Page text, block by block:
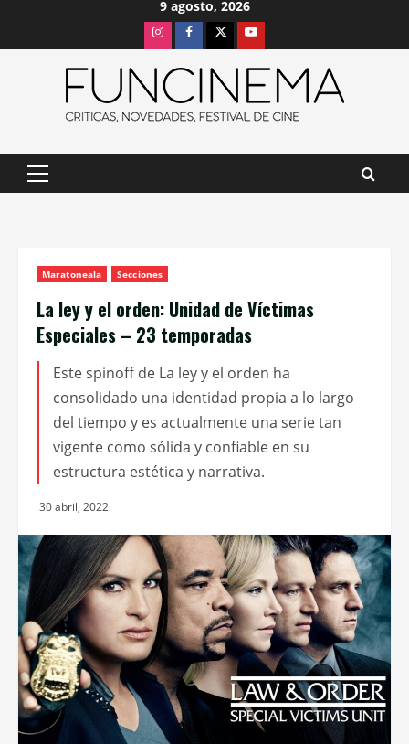
9 agosto, 2026
InstagramFacebook
X Youtube
Menú
Maratoneala Secciones
La ley y el orden: Unidad de Víctimas
Especiales – 23 temporadas
Este spinoff de La ley y el orden ha
consolidado una identidad propia a lo largo
del tiempo y es actualmente una serie tan
vigente como sólida y confiable en su
estructura estética y narrativa.
30 abril, 2022